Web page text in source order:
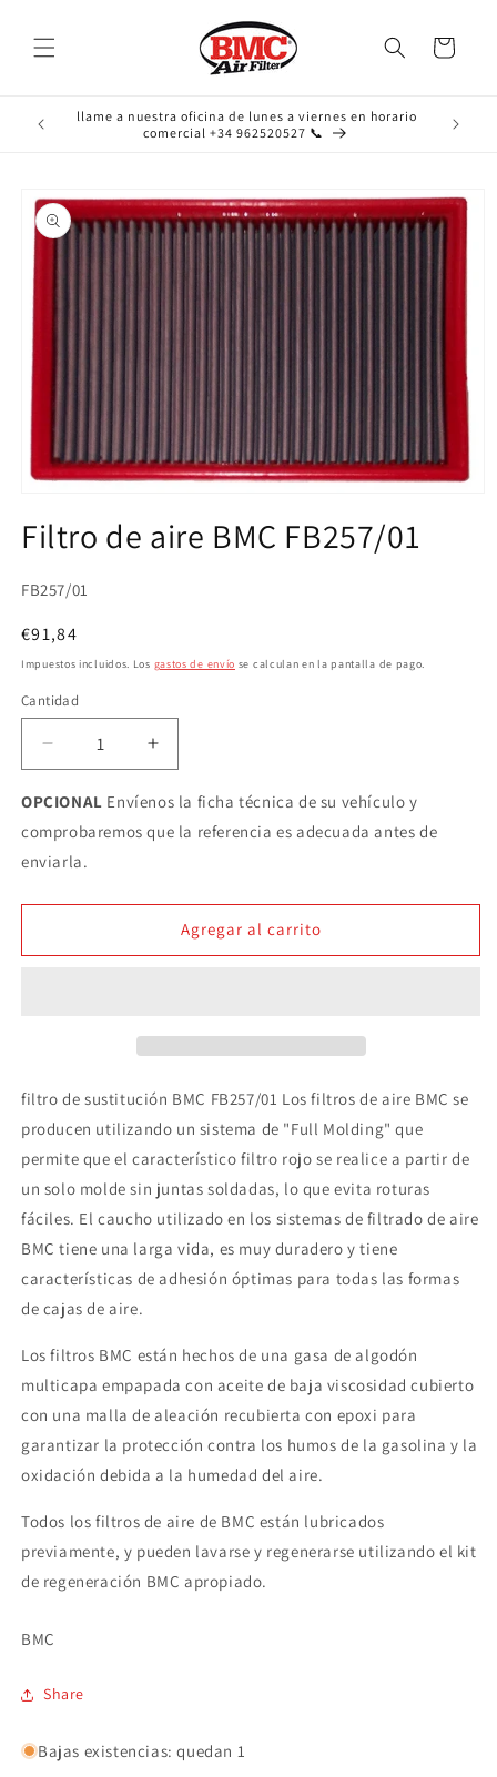
al contenido
Carrito
llame a nuestra oficina de lunes a viernes en horario
comercial +34 962520527 📞
a la
información
del producto
multimedia
1
una
ventana
Filtro de aire BMC FB257/01
SKU:
FB257/01
Precio
habitual
€91,84
Impuestos incluidos. Los gastos de envío se calculan en la pantalla de pago.
Cantidad
Cantidad
Reducir
cantidad
para
Filtro
de
aire
Aumentar
cantidad
para
Filtro
de
OPCIONAL Envíenos la ficha técnica de su vehículo y
comprobaremos que la referencia es adecuada antes de
enviarla.
Agregar al carrito
filtro de sustitución BMC FB257/01 Los filtros de aire BMC se
producen utilizando un sistema de "Full Molding" que
permite que el característico filtro rojo se realice a partir de
un solo molde sin juntas soldadas, lo que evita roturas
fáciles. El caucho utilizado en los sistemas de filtrado de aire
BMC tiene una larga vida, es muy duradero y tiene
características de adhesión óptimas para todas las formas
de cajas de aire.
Los filtros BMC están hechos de una gasa de algodón
multicapa empapada con aceite de baja viscosidad cubierto
con una malla de aleación recubierta con epoxi para
garantizar la protección contra los humos de la gasolina y la
oxidación debida a la humedad del aire.
Todos los filtros de aire de BMC están lubricados
previamente, y pueden lavarse y regenerarse utilizando el kit
de regeneración BMC apropiado.
BMC
Share
Bajas existencias: quedan 1